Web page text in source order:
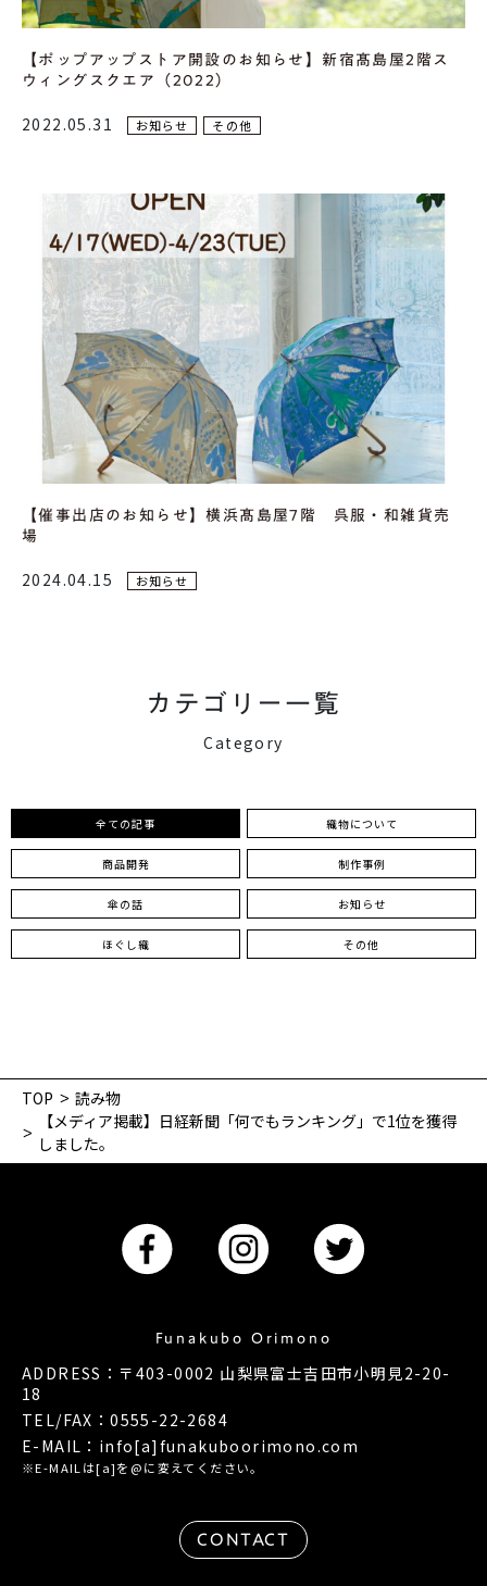
【ポップアップストア開設のお知らせ】新宿髙島屋2階ス
ウィングスクエア（2022）
2022.05.31 お知らせ その他
【催事出店のお知らせ】横浜髙島屋7階 呉服・和雑貨売
場
2024.04.15 お知らせ
カテゴリー一覧
Category
全ての記事 織物について
商品開発 制作事例
傘の話 お知らせ
ほぐし織 その他
TOP
読み物
【メディア掲載】日経新聞「何でもランキング」で1位を獲得
しました。
Funakubo Orimono
ADDRESS：〒403-0002 山梨県富士吉田市小明見2-20-
18
TEL/FAX：0555-22-2684
E-MAIL：info[a]funakuboorimono.com
※E-MAILは[a]を@に変えてください。
CONTACT